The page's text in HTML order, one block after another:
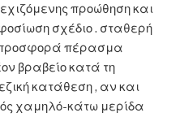
προώθηση και
σχέδιο . σταθερή
πέρασμα
βραβείο κατά τη
κατάθεση , αν και
χαμηλό-κάτω μερίδα